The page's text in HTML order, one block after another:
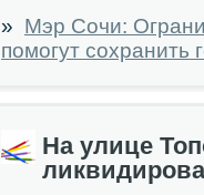
» Мэр Сочи:
помогут сохранить
На улице